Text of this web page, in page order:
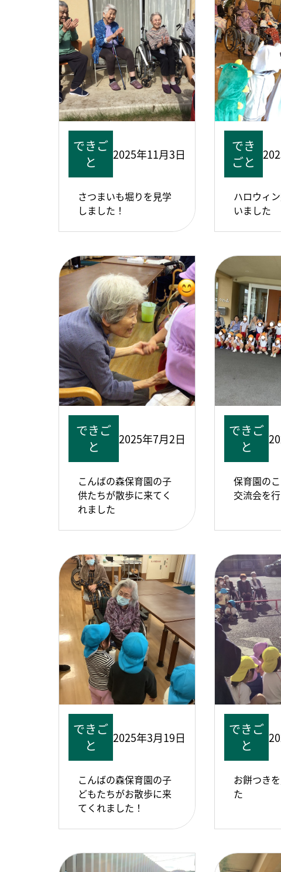
できご
と
2025年11月3日
さつまいも堀りを見学
しました！
でき
ごと
ハロウィ
いました
できご
と
2025年7月2日
こんばの森保育園の子
供たちが散歩に来てく
れました
できご
と
保育園の
交流会を
できご
と
2025年3月19日
こんばの森保育園の子
どもたちがお散歩に来
てくれました！
できご
と
お餅つき
た